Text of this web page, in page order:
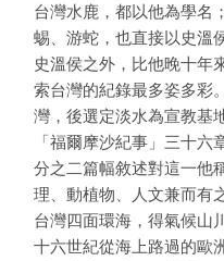
台灣水鹿，都以他為學名
蜴、游蛇，也直接以史溫
史溫侯之外，比他晚十年
索台灣的紀錄最多姿多彩
灣，後選定淡水為宣教基
「福爾摩沙紀事」三十
分之二篇幅敘述對這一他
理、動植物、人文兼而有之
台灣四面環海，得氣候山
十六世紀從海上路過的歐